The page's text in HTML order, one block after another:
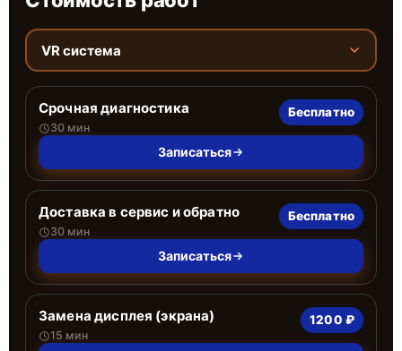
VR система
Срочная диагностика
30 мин
Бесплатно
Записаться
Доставка в сервис и обратно
30 мин
Бесплатно
Записаться
Замена дисплея (экрана)
15 мин
1200 ₽